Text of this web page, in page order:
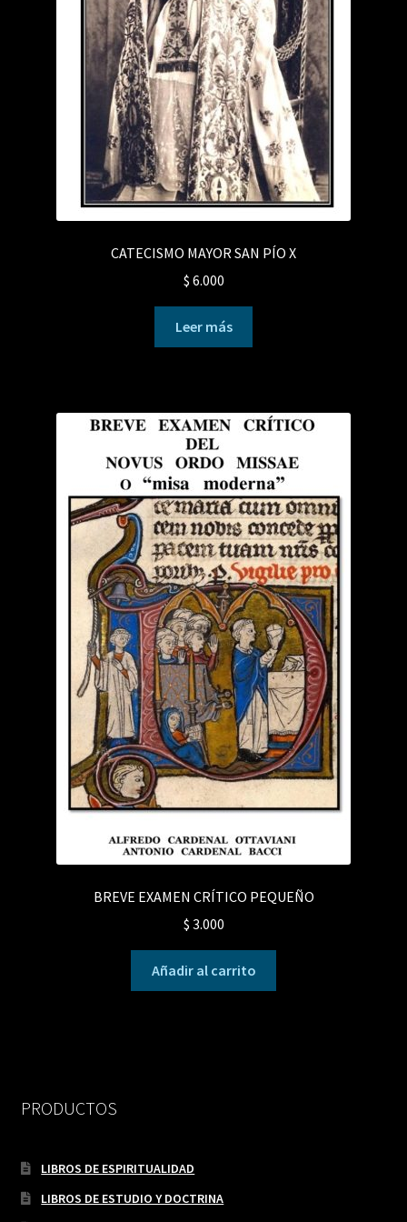
CATECISMO MAYOR SAN PÍO X
$ 6.000
Leer más
BREVE EXAMEN CRÍTICO PEQUEÑO
$ 3.000
Añadir al carrito
PRODUCTOS
LIBROS DE ESPIRITUALIDAD
LIBROS DE ESTUDIO Y DOCTRINA